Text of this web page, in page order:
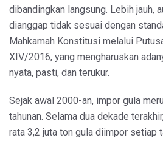
dibandingkan langsung. Lebih jauh,
dianggap tidak sesuai dengan
Mahkamah Konstitusi melalui
XIV/2016, yang mengharuskan
nyata, pasti, dan terukur.
Sejak awal 2000-an, impor gula
tahunan. Selama dua dekade
rata 3,2 juta ton gula diimpor setiap